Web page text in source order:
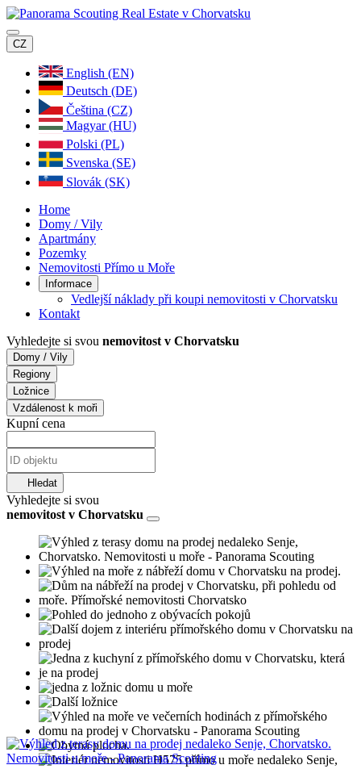
CZ
English (EN)
Deutsch (DE)
Čeština (CZ)
Magyar (HU)
Polski (PL)
Svenska (SE)
Slovák (SK)
Home
Domy / Vily
Apartmány
Pozemky
Nemovitosti Přímo u Moře
Informace
Vedlejší náklady při koupi nemovitosti v Chorvatsku
Kontakt
Vyhledejte si svou nemovitost v Chorvatsku
Domy / Vily
Regiony
Ložnice
Vzdálenost k moři
Kupní cena
Hledat
Vyhledejte si svou
nemovitost v Chorvatsku